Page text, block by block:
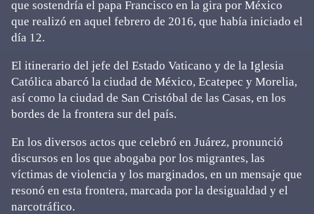
que sostendría el papa Francisco en la gira por México
que realizó en aquel febrero de 2016, que había iniciado el
día 12.
El itinerario del jefe del Estado Vaticano y de la Iglesia
Católica abarcó la ciudad de México, Ecatepec y Morelia,
así como la ciudad de San Cristóbal de las Casas, en los
bordes de la frontera sur del país.
En los diversos actos que celebró en Juárez, pronunció
discursos en los que abogaba por los migrantes, las
víctimas de violencia y los marginados, en un mensaje que
resonó en esta frontera, marcada por la desigualdad y el
narcotráfico.